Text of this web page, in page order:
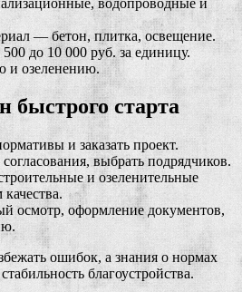
— бетон, плитка, освещение.
до 10 000 руб. за единицу.
и озеленению.
быстрого старта
и заказать проект.
выбрать подрядчиков.
и озеленительные
осмотр, оформление документов,
ошибок, а знания о нормах
благоустройства.